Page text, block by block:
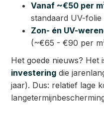
Vanaf ~€50 per
standaard UV-folie
Zon- én UV-
(~€65 - €90 per
Het goede nieuws? Het
investering die
jaar). Dus: relatief lage